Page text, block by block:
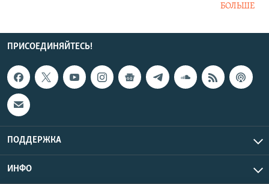
БОЛЬШЕ
ПРИСОЕДИНЯЙТЕСЬ!
ПОДДЕРЖКА
ИНФО